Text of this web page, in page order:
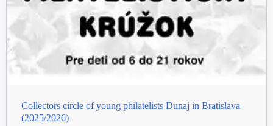
Collectors circle of young philatelists Dunaj in Bratislava
(2025/2026)